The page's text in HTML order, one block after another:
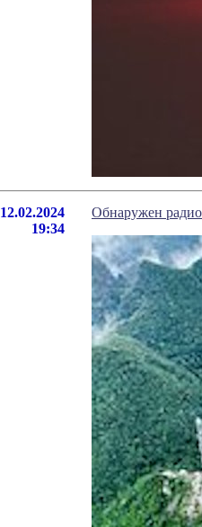
12.02.2024
19:34
Обнаружен